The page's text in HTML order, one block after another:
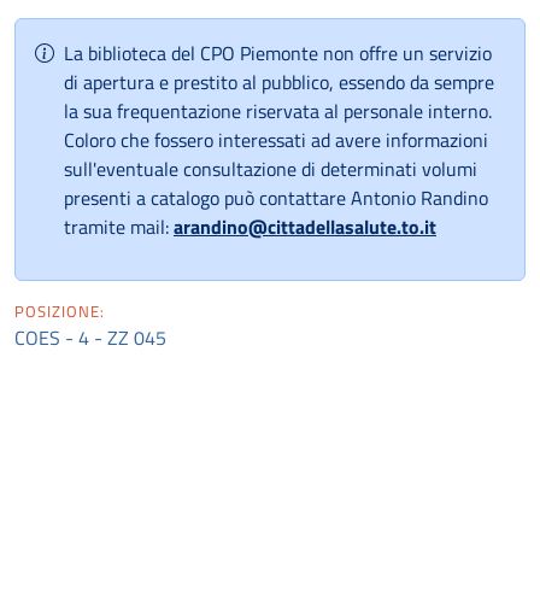
La biblioteca del CPO Piemonte non offre un servizio
di apertura e prestito al pubblico, essendo da sempre
la sua frequentazione riservata al personale interno.
Coloro che fossero interessati ad avere informazioni
sull'eventuale consultazione di determinati volumi
presenti a catalogo può contattare Antonio Randino
tramite mail:arandino@cittadellasalute.to.it
POSIZIONE:
COES - 4 - ZZ 045